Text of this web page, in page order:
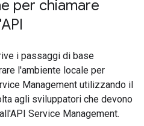
per chiamare
i passaggi di base
l'ambiente locale per
Management utilizzando il
agli sviluppatori che devono
Service Management.